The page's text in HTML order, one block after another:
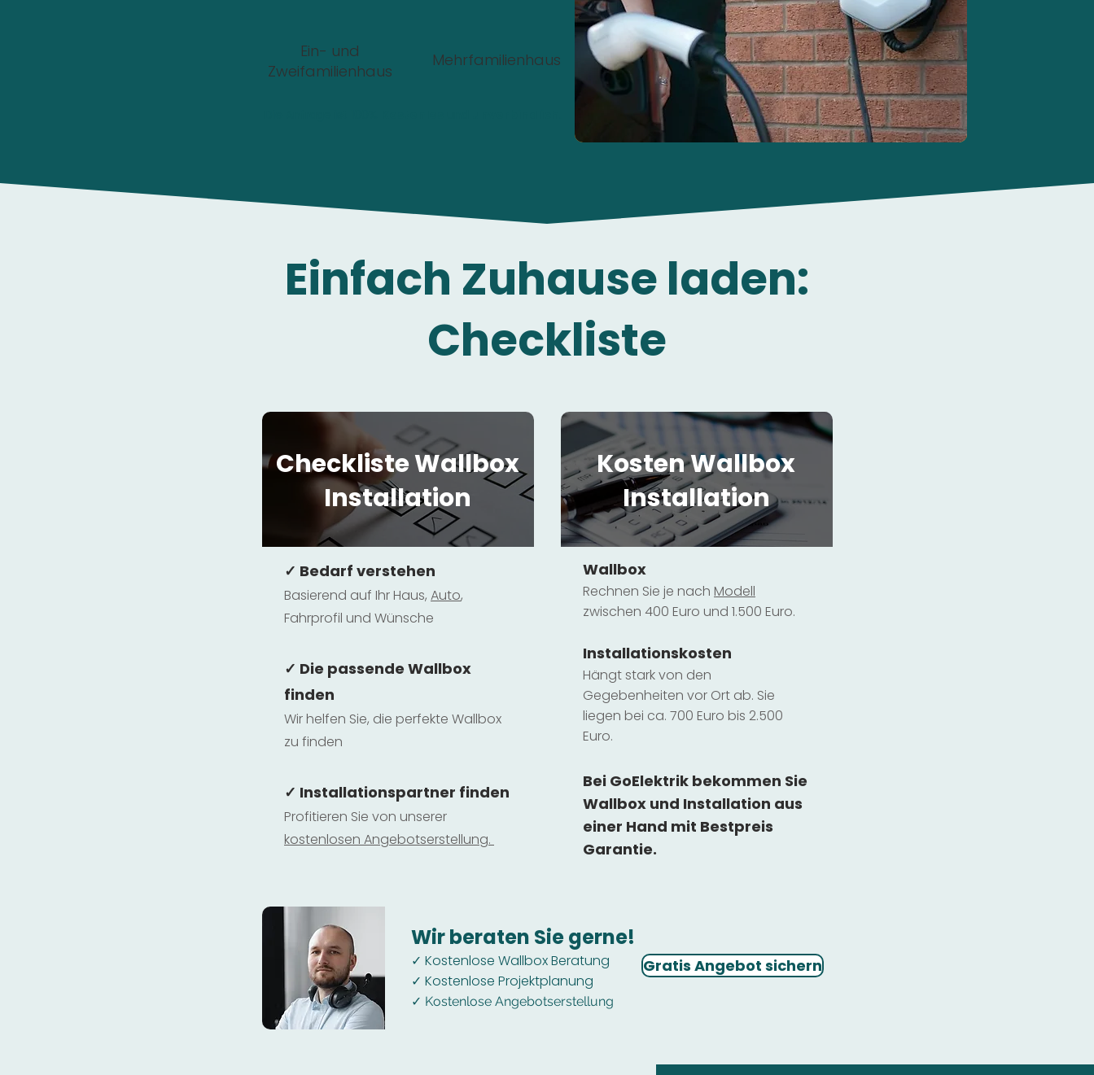
Ein- und
Zweifamilienhaus
Mehrfamilienhaus
Einfach Zuhause laden:
Checkliste
Checkliste Wallbox
Installation
✓ Bedarf verstehen
Basierend auf Ihr Haus, Auto,
Fahrprofil und Wünsche
✓ Die passende Wallbox
finden
Wir helfen Sie, die perfekte Wallbox
zu finden
✓ Installationspartner finden
Profitieren Sie von unserer
kostenlosen Angebotserstellung.
Kosten Wallbox
Installation
Wallbox
Rechnen Sie je nach Modell
zwischen 400 Euro und 1.500 Euro.
Installationskosten
Hängt stark von den
Gegebenheiten vor Ort ab. Sie
liegen bei ca. 700 Euro bis 2.500
Euro.
Bei GoElektrik bekommen Sie
Wallbox und Installation aus
einer Hand mit Bestpreis
Garantie.
Wir beraten Sie gerne!
✓ Kostenlose Wallbox Beratung
✓ Kostenlose Projektplanung
✓ Kostenlose Angebotserstellung
Gratis Angebot sichern